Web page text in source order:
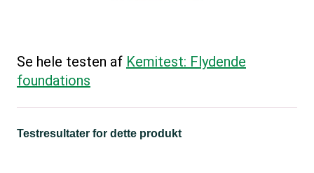
Se hele testen af Kemitest: Flydende
foundations
Testresultater for dette produkt